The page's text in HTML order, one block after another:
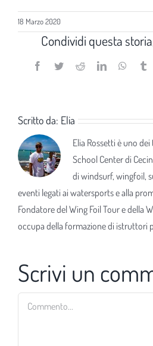
18 Marzo 2020
Condividi questa
Facebook
TwitterRedditLinkedIn
Scritto da: Elia
Elia Rossetti è uno
School Center di
di windsurf, wingfoil,
eventi legati ai watersports e alla
Fondatore del Wing Foil Tour e della
occupa della formazione di istruttori
Scrivi un
Commento